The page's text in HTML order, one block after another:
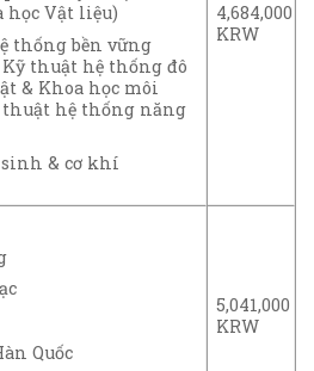
học Vật liệu)
thống bền vững
thuật hệ thống đô
& Khoa học môi
thuật hệ thống năng
& cơ khí
4,684,000
KRW
Quốc
5,041,000
KRW